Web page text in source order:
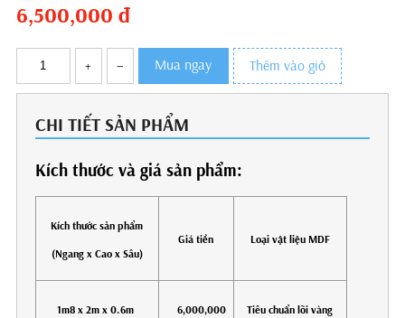
6,500,000 đ
+ – Mua ngay Thêm vào giỏ
CHI TIẾT SẢN PHẨM
Kích thước và giá sản phẩm:
Kích thước sản phẩm
(Ngang x Cao x Sâu)
Giá tiền Loại vật liệu MDF
1m8 x 2m x 0.6m 6,000,000 Tiêu chuẩn lõi vàng